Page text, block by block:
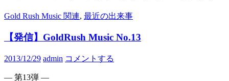
Gold Rush Music 関連, 最近の出来事
【発信】GoldRush Music No.13
2013/12/29 admin コメントする
— 第13弾 —